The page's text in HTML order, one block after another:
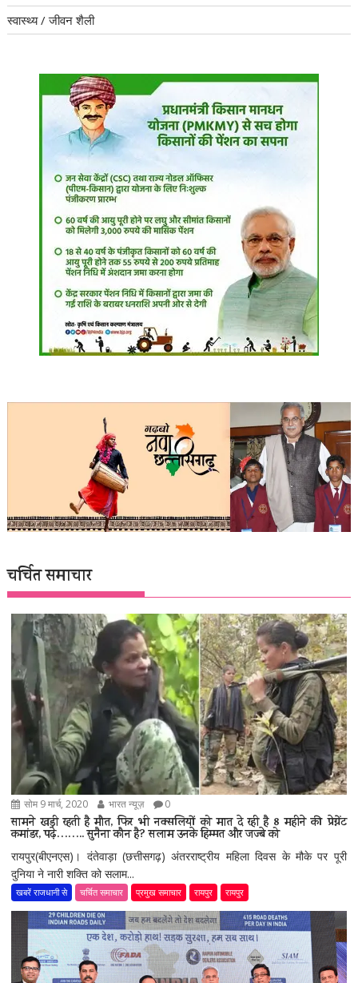
स्वास्थ्य / जीवन शैली
चर्चित समाचार
सोम 9 मार्च, 2020 भारत न्यूज़ 0
सामने खड़ी रहती है मौत, फिर भी नक्सलियों को मात दे रही है 8 महीने की प्रेग्नेंट
कमांडर, पढ़े…….. सुनैना कौन है? सलाम उनके हिम्मत और जज्बे को
रायपुर(बीएनएस)। दंतेवाड़ा (छत्तीसगढ़) अंतरराष्ट्रीय महिला दिवस के मौके पर पूरी
दुनिया ने नारी शक्ति को सलाम...
खबरें राजधानी से चर्चित समाचार प्रमुख समाचार रायपुर रायपुर